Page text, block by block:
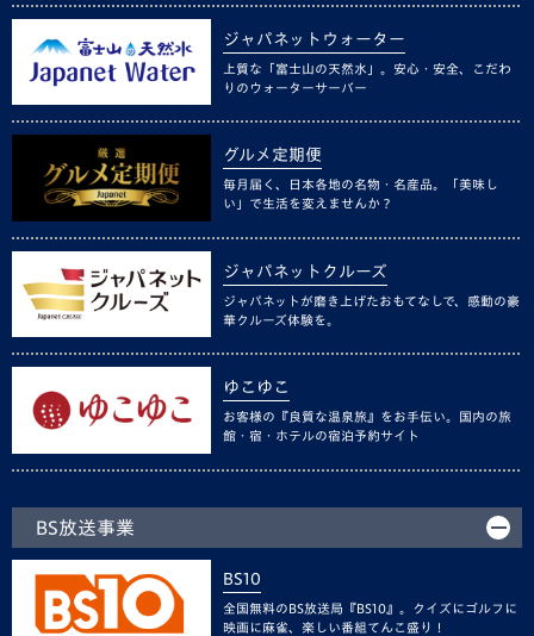
ジャパネットウォーター
上質な「富士山の天然水」。安心・安全、こだわ
りのウォーターサーバー
グルメ定期便
毎月届く、日本各地の名物・名産品。「美味し
い」で生活を変えませんか？
ジャパネットクルーズ
ジャパネットが磨き上げたおもてなしで、感動の豪
華クルーズ体験を。
ゆこゆこ
お客様の『良質な温泉旅』をお手伝い。国内の旅
館・宿・ホテルの宿泊予約サイト
BS放送事業
BS10
全国無料のBS放送局『BS10』。クイズにゴルフに
映画に麻雀、楽しい番組てんこ盛り！